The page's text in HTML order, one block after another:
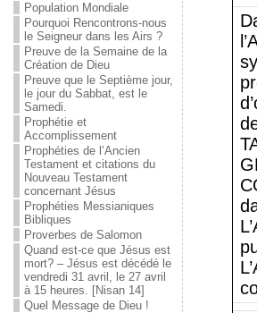
Population Mondiale
Pourquoi Rencontrons-nous
le Seigneur dans les Airs ?
Preuve de la Semaine de la
Création de Dieu
Preuve que le Septième jour,
le jour du Sabbat, est le
Samedi.
Prophétie et
Accomplissement
Prophéties de l’Ancien
Testament et citations du
Nouveau Testament
concernant Jésus
Prophéties Messianiques
Bibliques
Proverbes de Salomon
Quand est-ce que Jésus est
mort? – Jésus est décédé le
vendredi 31 avril, le 27 avril
à 15 heures. [Nisan 14]
Quel Message de Dieu !